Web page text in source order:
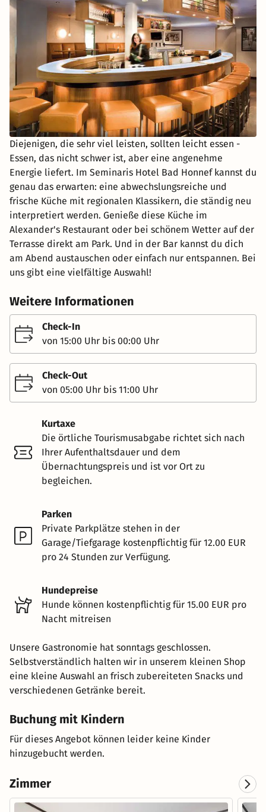
Diejenigen, die sehr viel leisten, sollten leicht essen -
Essen, das nicht schwer ist, aber eine angenehme
Energie liefert. Im Seminaris Hotel Bad Honnef kannst du
genau das erwarten: eine abwechslungsreiche und
frische Küche mit regionalen Klassikern, die ständig neu
interpretiert werden. Genieße diese Küche im
Alexander's Restaurant oder bei schönem Wetter auf der
Terrasse direkt am Park. Und in der Bar kannst du dich
am Abend austauschen oder einfach nur entspannen. Bei
uns gibt eine vielfältige Auswahl!
Weitere Informationen
Check-In
von 15:00 Uhr bis 00:00 Uhr
Check-Out
von 05:00 Uhr bis 11:00 Uhr
Kurtaxe
Die örtliche Tourismusabgabe richtet sich nach
Ihrer Aufenthaltsdauer und dem
Übernachtungspreis und ist vor Ort zu
begleichen.
Parken
Private Parkplätze stehen in der
Garage/Tiefgarage kostenpflichtig für 12.00 EUR
pro 24 Stunden zur Verfügung.
Hundepreise
Hunde können kostenpflichtig für 15.00 EUR pro
Nacht mitreisen
Unsere Gastronomie hat sonntags geschlossen.
Selbstverständlich halten wir in unserem kleinen Shop
eine kleine Auswahl an frisch zubereiteten Snacks und
verschiedenen Getränke bereit.
Buchung mit Kindern
Für dieses Angebot können leider keine Kinder
hinzugebucht werden.
Zimmer